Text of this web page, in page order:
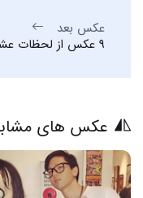
عکس بعد
9 عکس از لحظات عشق پنهان که قلب را گرم میکند
عکس های